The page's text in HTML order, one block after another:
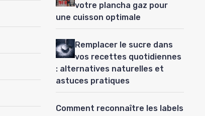
votre plancha gaz pour
une cuisson optimale
Remplacer le sucre dans
vos recettes quotidiennes
: alternatives naturelles et
astuces pratiques
Comment reconnaître les labels